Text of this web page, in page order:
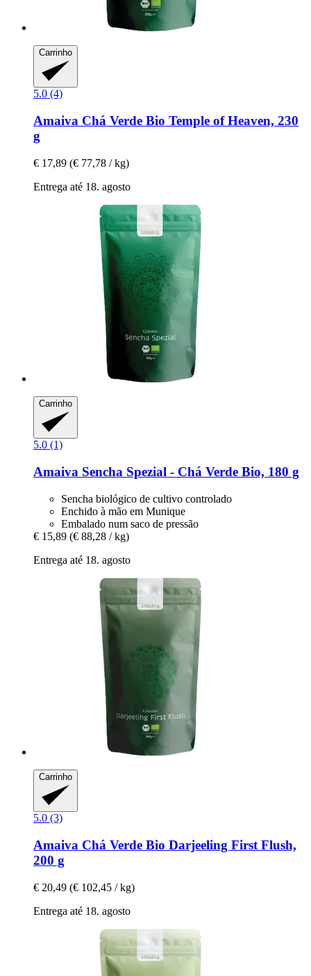
Carrinho
5.0 (4)
Amaiva Chá Verde Bio Temple of Heaven, 230
g
€ 17,89 (€ 77,78 / kg)
Entrega até 18. agosto
Carrinho
5.0 (1)
Amaiva Sencha Spezial -​ Chá Verde Bio, 180 g
Sencha biológico de cultivo controlado
Enchido à mão em Munique
Embalado num saco de pressão
€ 15,89 (€ 88,28 / kg)
Entrega até 18. agosto
Carrinho
5.0 (3)
Amaiva Chá Verde Bio Darjeeling First Flush,
200 g
€ 20,49 (€ 102,45 / kg)
Entrega até 18. agosto